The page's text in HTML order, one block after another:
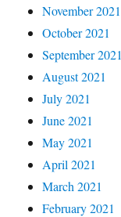
November 2021
October 2021
September 2021
August 2021
July 2021
June 2021
May 2021
April 2021
March 2021
February 2021